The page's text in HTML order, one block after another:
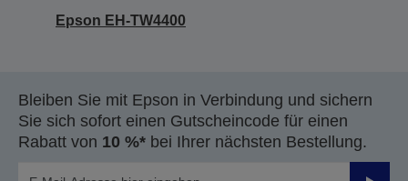
Epson EH-TW4400
Bleiben Sie mit Epson in Verbindung und sichern
Sie sich sofort einen Gutscheincode für einen
Rabatt von 10 %* bei Ihrer nächsten Bestellung.